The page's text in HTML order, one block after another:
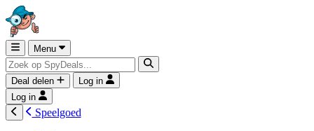
Menu
Deal delen
Log in
Log in
Speelgoed